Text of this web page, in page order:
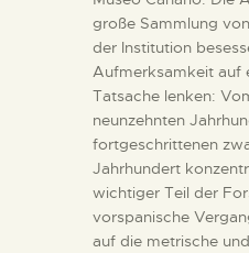
DIGITALE
DEUTSCH
große Sammlung
der Institution
Aufmerksamkeit auf
Tatsache lenken:
neunzehnten
fortgeschrittenen
Jahrhundert
wichtiger Teil der
vorspanische
auf die metrische